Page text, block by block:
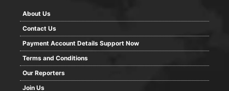
About Us
Contact Us
Payment Account Details Support Now
Terms and Conditions
Our Reporters
Join Us